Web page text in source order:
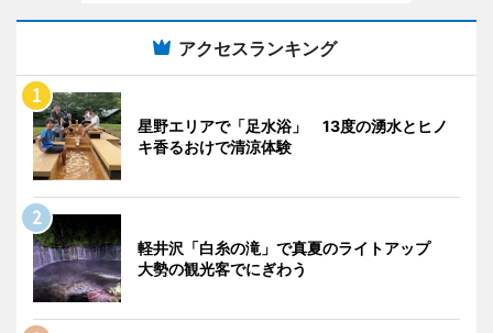
アクセスランキング
星野エリアで「足水浴」 13度の湧水とヒノ
キ香るおけで清涼体験
軽井沢「白糸の滝」で真夏のライトアップ
大勢の観光客でにぎわう